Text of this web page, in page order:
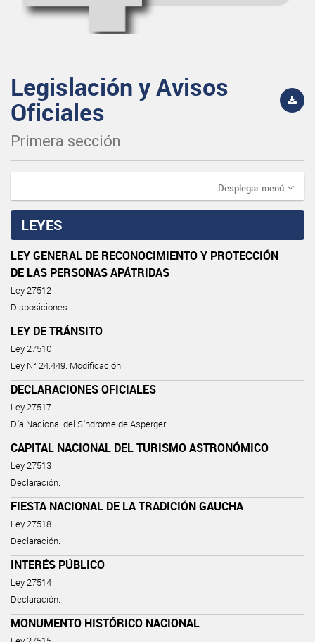
Legislación y Avisos
Oficiales
Primera sección
Desplegar menú
LEYES
LEY GENERAL DE RECONOCIMIENTO Y PROTECCIÓN
DE LAS PERSONAS APÁTRIDAS
Ley 27512
Disposiciones.
LEY DE TRÁNSITO
Ley 27510
Ley N° 24.449. Modificación.
DECLARACIONES OFICIALES
Ley 27517
Día Nacional del Síndrome de Asperger.
CAPITAL NACIONAL DEL TURISMO ASTRONÓMICO
Ley 27513
Declaración.
FIESTA NACIONAL DE LA TRADICIÓN GAUCHA
Ley 27518
Declaración.
INTERÉS PÚBLICO
Ley 27514
Declaración.
MONUMENTO HISTÓRICO NACIONAL